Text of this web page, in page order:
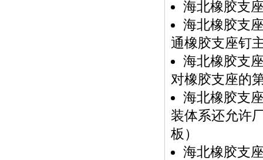
海北橡胶支
海北橡胶支
通橡胶支座钉
海北橡胶支
对橡胶支座的
海北橡胶支
装体系还允许
板）
海北橡胶支